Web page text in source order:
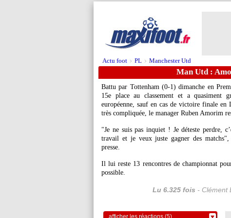
Actu foot > PL > Manchester Utd
Man Utd :
Battu par Tottenham (0-1) dimanche en
15e place au classement et a quasiment
européenne, sauf en cas de victoire finale
très compliquée, le manager Ruben Amorim
"Je ne suis pas inquiet ! Je déteste perdre,
travail et je veux juste gagner des
presse.
Il lui reste 13 rencontres de championnat
possible.
Lu 6.325 fois - Clément
afficher les réactions (5)